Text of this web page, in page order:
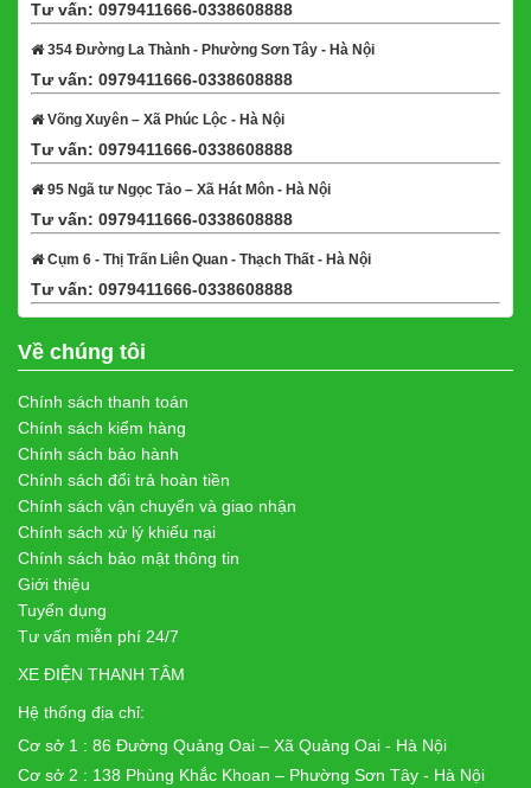
Tư vấn: 0979411666-0338608888
354 Đường La Thành - Phường Sơn Tây - Hà Nội
Tư vấn: 0979411666-0338608888
Võng Xuyên – Xã Phúc Lộc - Hà Nội
Tư vấn: 0979411666-0338608888
95 Ngã tư Ngọc Tảo – Xã Hát Môn - Hà Nội
Tư vấn: 0979411666-0338608888
Cụm 6 - Thị Trấn Liên Quan - Thạch Thất - Hà Nội
Tư vấn: 0979411666-0338608888
Về chúng tôi
Chính sách thanh toán
Chính sách kiểm hàng
Chính sách bảo hành
Chính sách đổi trả hoàn tiền
Chính sách vận chuyển và giao nhận
Chính sách xử lý khiếu nại
Chính sách bảo mật thông tin
Giới thiệu
Tuyển dụng
Tư vấn miễn phí 24/7
XE ĐIỆN THANH TÂM
Hệ thống địa chỉ:
Cơ sở 1 : 86 Đường Quảng Oai – Xã Quảng Oai - Hà Nội
Cơ sở 2 : 138 Phùng Khắc Khoan – Phường Sơn Tây - Hà Nội